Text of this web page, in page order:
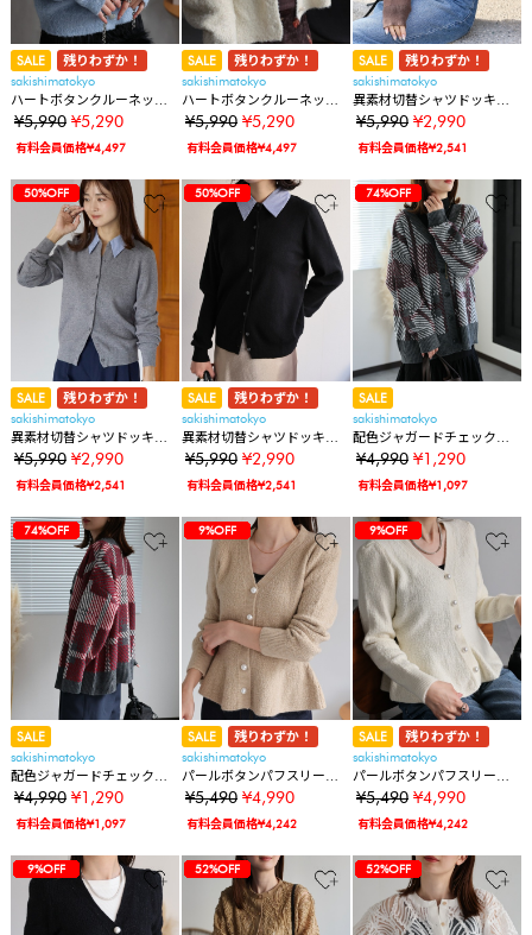
SALE
残りわずか！
sakishimatokyo
ハートボタンクルーネック
ニットカーディガン
¥5,990 ¥5,290
有料会員価格¥4,497
SALE
残りわずか！
sakishimatokyo
ハートボタンクルーネック
ニットカーディガン
¥5,990 ¥5,290
有料会員価格¥4,497
SALE
残りわずか！
sakishimatokyo
異素材切替シャツドッキン
グニットカーディガン
¥5,990 ¥2,990
有料会員価格¥2,541
12%OFF
12%OFF
12%OFF
12%OFF
50%OFF
50%OFF
SALE
残りわずか！
sakishimatokyo
異素材切替シャツドッキン
グニットカーディガン
¥5,990 ¥2,990
有料会員価格¥2,541
12%OFF
12%OFF
12%OFF
12%OFF
50%OFF
50%OFF
50%OFF
SALE
残りわずか！
sakishimatokyo
異素材切替シャツドッキン
グニットカーディガン
¥5,990 ¥2,990
有料会員価格¥2,541
12%OFF
12%OFF
12%OFF
12%OFF
50%OFF
50%OFF
50%OFF
74%OFF
SALE
sakishimatokyo
配色ジャガードチェックカ
ーディガン
¥4,990 ¥1,290
有料会員価格¥1,097
12%OFF
12%OFF
12%OFF
12%OFF
50%OFF
50%OFF
50%OFF
74%OFF
74%OFF
SALE
sakishimatokyo
配色ジャガードチェックカ
ーディガン
¥4,990 ¥1,290
有料会員価格¥1,097
12%OFF
12%OFF
12%OFF
12%OFF
50%OFF
50%OFF
50%OFF
74%OFF
74%OFF
9%OFF
SALE
残りわずか！
sakishimatokyo
パールボタンパフスリーブ
ラメカーディガン/ジャケッ
ト/カーデ
¥5,490 ¥4,990
有料会員価格¥4,242
12%OFF
12%OFF
12%OFF
12%OFF
50%OFF
50%OFF
50%OFF
74%OFF
74%OFF
9%OFF
9%OFF
SALE
残りわずか！
sakishimatokyo
パールボタンパフスリーブ
ラメカーディガン/ジャケッ
ト/カーデ
¥5,490 ¥4,990
有料会員価格¥4,242
12%OFF
12%OFF
12%OFF
12%OFF
50%OFF
50%OFF
50%OFF
74%OFF
74%OFF
9%OFF
9%OFF
9%OFF 12%OFF
12%OFF
12%OFF
12%OFF
50%OFF
50%OFF
50%OFF
74%OFF
74%OFF
9%OFF
9%OFF
9%OFF
52%OFF 12%OFF
12%OFF
12%OFF
12%OFF
50%OFF
50%OFF
50%OFF
74%OFF
74%OFF
9%OFF
9%OFF
9%OFF
52%OFF
52%OFF